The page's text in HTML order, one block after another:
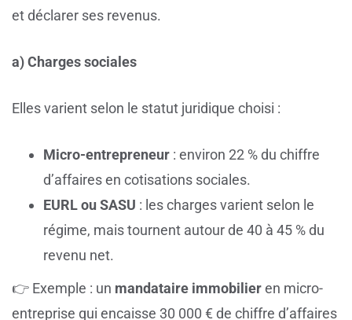
et déclarer ses revenus.
a) Charges sociales
Elles varient selon le statut juridique choisi :
Micro-entrepreneur : environ 22 % du chiffre
d’affaires en cotisations sociales.
EURL ou SASU : les charges varient selon le
régime, mais tournent autour de 40 à 45 % du
revenu net.
👉 Exemple : un mandataire immobilieren micro-
entreprise qui encaisse 30 000 € de chiffre d’affaires